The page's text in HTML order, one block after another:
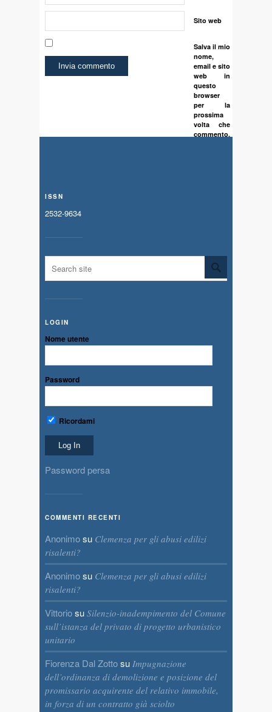
Sito web
Salva il mio
nome,
email e sito
web in
questo
browser
per la
prossima
volta che
commento.
ISSN
2532-9634
LOGIN
Nome utente
Password
Ricordami
Password persa
COMMENTI RECENTI
Anonimosu Clemenza per gli abusi edilizi
risalenti?
Anonimosu Clemenza per gli abusi edilizi
risalenti?
Vittoriosu Silenzio-inadempimento del Comune
sull’istanza del privato di progetto urbanistico
unitario
Fiorenza Dal Zottosu Impugnazione
dell’ordinanza di demolizione e posizione del
promissario acquirente del relativo immobile,
in forza di un contratto già sciolto